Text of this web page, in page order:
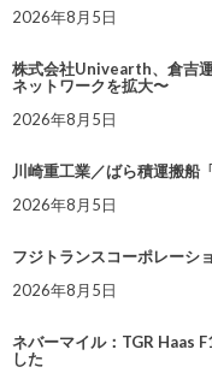
2026年8月5日
株式会社Univearth、倉吉
ネットワークを拡大〜
2026年8月5日
川崎重工業／ばら積運搬船
2026年8月5日
フジトランスコーポレーシ
2026年8月5日
ネバーマイル：TGR Haas
した